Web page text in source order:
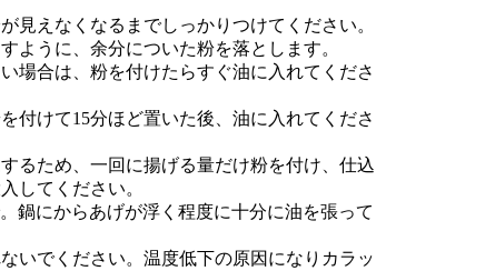
見えなくなるまでしっかりつけてください。
ように、余分についた粉を落とします。
場合は、粉を付けたらすぐ油に入れてくださ
付けて15分ほど置いた後、油に入れてくださ
るため、一回に揚げる量だけ粉を付け、仕込
してください。
鍋にからあげが浮く程度に十分に油を張って
いでください。温度低下の原因になりカラッ